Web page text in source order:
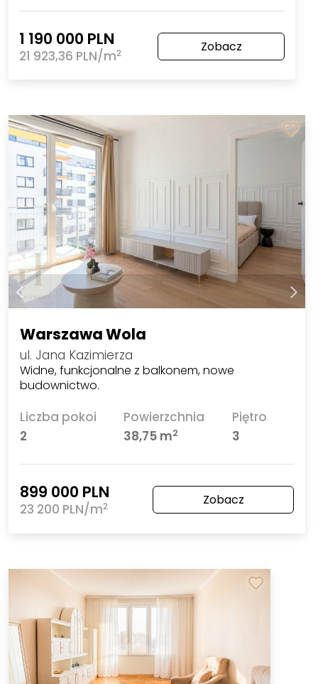
1 190 000 PLN
21 923,36 PLN/m2 Zobacz
Warszawa Wola
ul. Jana Kazimierza
Widne, funkcjonalne z balkonem, nowe
budownictwo.
Liczba pokoi
2
Powierzchnia
38,75 m2
Piętro
3
899 000 PLN
23 200 PLN/m2 Zobacz